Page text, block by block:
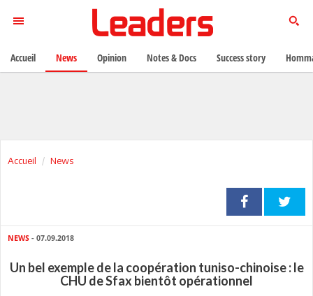
Accueil News
NEWS - 07.09.2018
Un bel exemple de la coopération tuniso-chinoise : le
CHU de Sfax bientôt opérationnel
Accueil News Opinion Notes & Docs Success story